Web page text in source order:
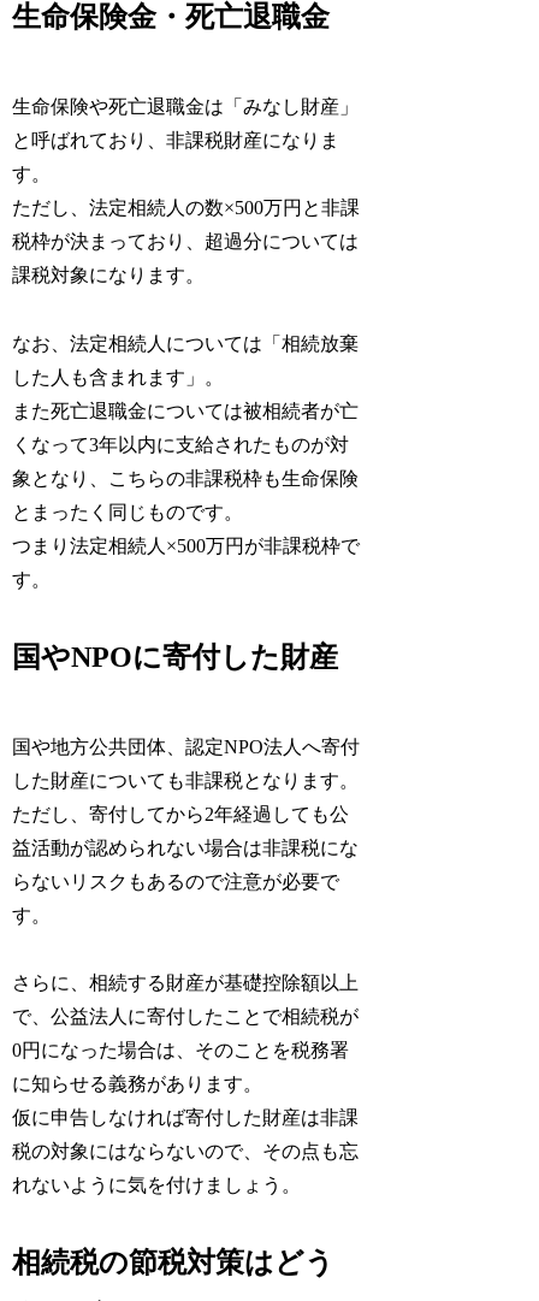
生命保険金・死亡退職金
生命保険や死亡退職金は「みなし財産」
と呼ばれており、非課税財産になりま
す。
ただし、法定相続人の数×500万円と非課
税枠が決まっており、超過分については
課税対象になります。
なお、法定相続人については「相続放棄
した人も含まれます」。
また死亡退職金については被相続者が亡
くなって3年以内に支給されたものが対
象となり、こちらの非課税枠も生命保険
とまったく同じものです。
つまり法定相続人×500万円が非課税枠で
す。
国やNPOに寄付した財産
国や地方公共団体、認定NPO法人へ寄付
した財産についても非課税となります。
ただし、寄付してから2年経過しても公
益活動が認められない場合は非課税にな
らないリスクもあるので注意が必要で
す。
さらに、相続する財産が基礎控除額以上
で、公益法人に寄付したことで相続税が
0円になった場合は、そのことを税務署
に知らせる義務があります。
仮に申告しなければ寄付した財産は非課
税の対象にはならないので、その点も忘
れないように気を付けましょう。
相続税の節税対策はどう